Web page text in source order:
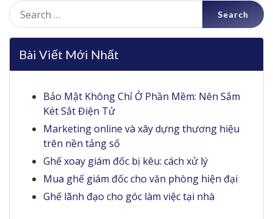
Search
for:
Bài Viết Mới Nhất
Bảo Mật Không Chỉ Ở Phần Mềm: Nên Sắm
Két Sắt Điện Tử
Marketing online và xây dựng thương hiệu
trên nền tảng số
Ghế xoay giám đốc bị kêu: cách xử lý
Mua ghế giám đốc cho văn phòng hiện đại
Ghế lãnh đạo cho góc làm việc tại nhà